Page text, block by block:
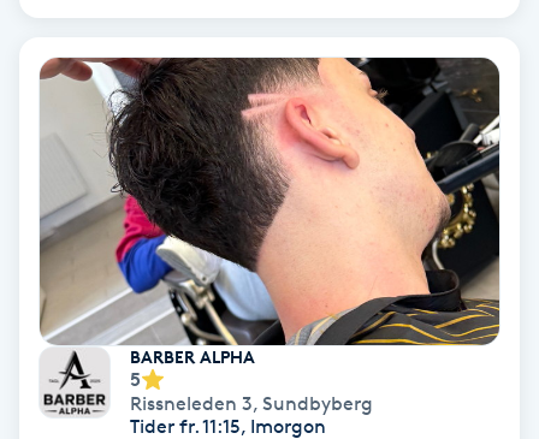
Pigmentfläckar
Plastikkirurgi
Powder brows
Power Yoga
PRP (Platelet Rich Plasma)
BARBER ALPHA
5
Rissneleden 3, Sundbyberg
Tider fr. 11:15, Imorgon